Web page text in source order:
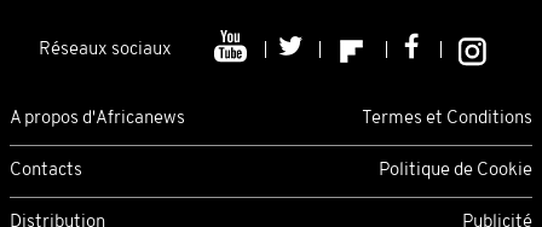
Réseaux sociaux
A propos d'Africanews Termes et Conditions
Contacts Politique de Cookie
Distribution Publicité